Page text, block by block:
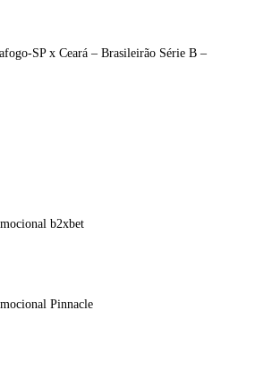
SP x Ceará – Brasileirão Série B –
b2xbet
Pinnacle